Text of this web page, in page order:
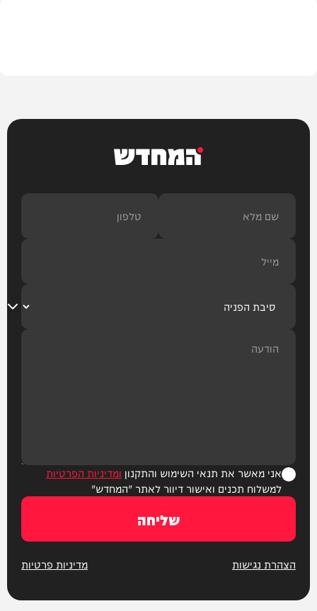
המחדש
אני מאשר את תנאי השימוש והתקנון ומדיניות הפרטיות
למשלוח תכנים ואישור דיוור לאתר "המחדש"
שליחה
הצהרת נגישות מדיניות פרטיות